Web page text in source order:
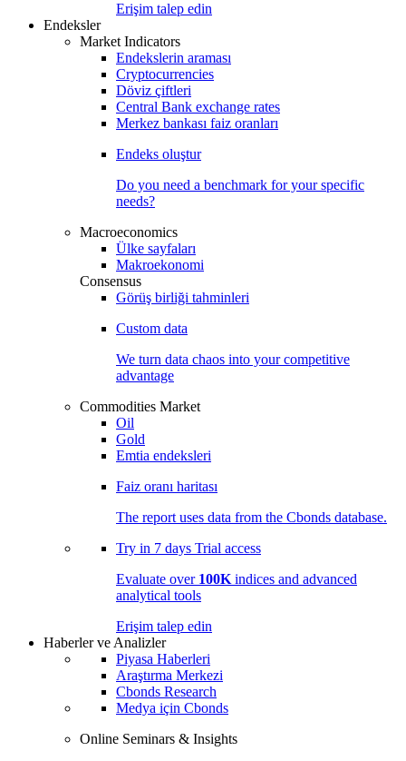
Erişim talep edin
Endeksler
Market Indicators
Endekslerin araması
Cryptocurrencies
Döviz çiftleri
Central Bank exchange rates
Merkez bankası faiz oranları
Endeks oluştur
Do you need a benchmark for your specific
needs?
Macroeconomics
Ülke sayfaları
Makroekonomi
Consensus
Görüş birliği tahminleri
Custom data
We turn data chaos into your competitive
advantage
Commodities Market
Oil
Gold
Emtia endeksleri
Faiz oranı haritası
The report uses data from the Cbonds database.
Try in 7 days Trial access
Evaluate over 100K indices and advanced
analytical tools
Erişim talep edin
Haberler ve Analizler
Piyasa Haberleri
Araştırma Merkezi
Cbonds Research
Medya için Cbonds
Online Seminars & Insights